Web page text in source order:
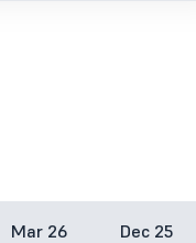
Mar 26 Dec 25